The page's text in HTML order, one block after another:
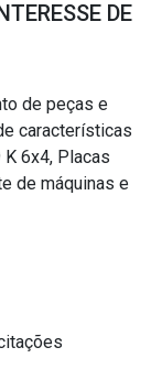
DE
de peças e
características
6x4, Placas
de máquinas e